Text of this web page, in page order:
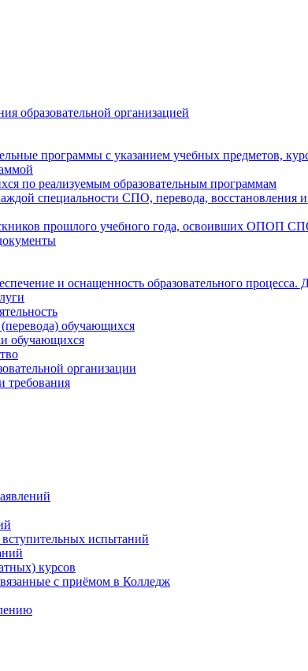
образовательной организацией
программы с указанием учебных предметов,
по реализуемым образовательным программам
специальности СПО, перевода, восстановления
прошлого учебного года, освоивших ОПОП
и оснащенность образовательного процесса.
обучающихся
обучающихся
организации
требования
испытаний
курсов
с приёмом в Колледж